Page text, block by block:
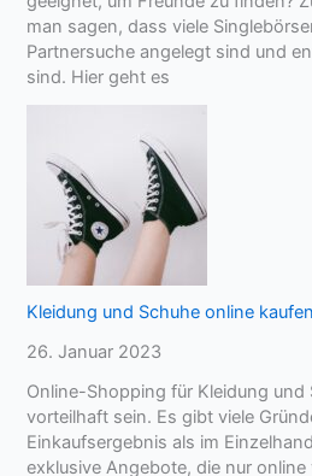
man sagen, dass viele
Partnersuche angelegt sind und
sind. Hier geht es
Kleidung und Schuhe online
26. Januar 2023
Online-Shopping für Kleidung und
vorteilhaft sein. Es gibt viele
Einkaufsergebnis als im
exklusive Angebote, die nur